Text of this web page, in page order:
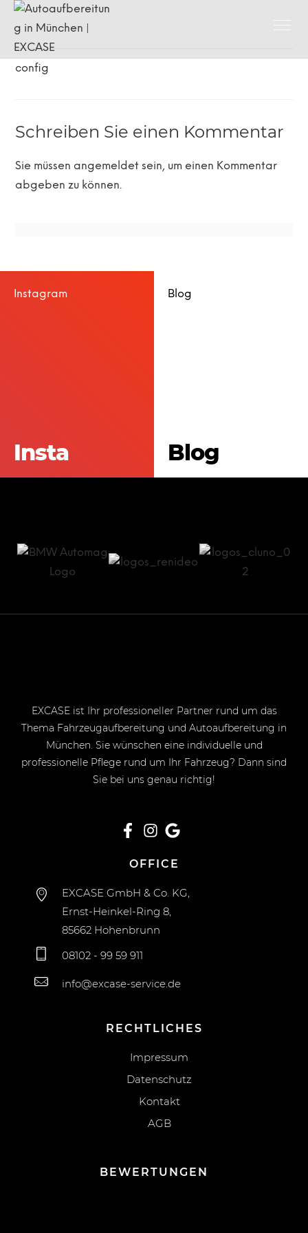
config
Schreiben Sie einen Kommentar
Sie müssen angemeldet sein, um einen Kommentar
abgeben zu können.
Instagram
Insta
Blog
Blog
EXCASE ist Ihr professioneller Partner rund um das
Thema Fahrzeugaufbereitung und Autoaufbereitung in
München. Sie wünschen eine individuelle und
professionelle Pflege rund um Ihr Fahrzeug? Dann sind
Sie bei uns genau richtig!
OFFICE
EXCASE GmbH & Co. KG,
Ernst-Heinkel-Ring 8,
85662 Hohenbrunn
08102 - 99 59 911
info@excase-service.de
RECHTLICHES
Impressum
Datenschutz
Kontakt
AGB
BEWERTUNGEN